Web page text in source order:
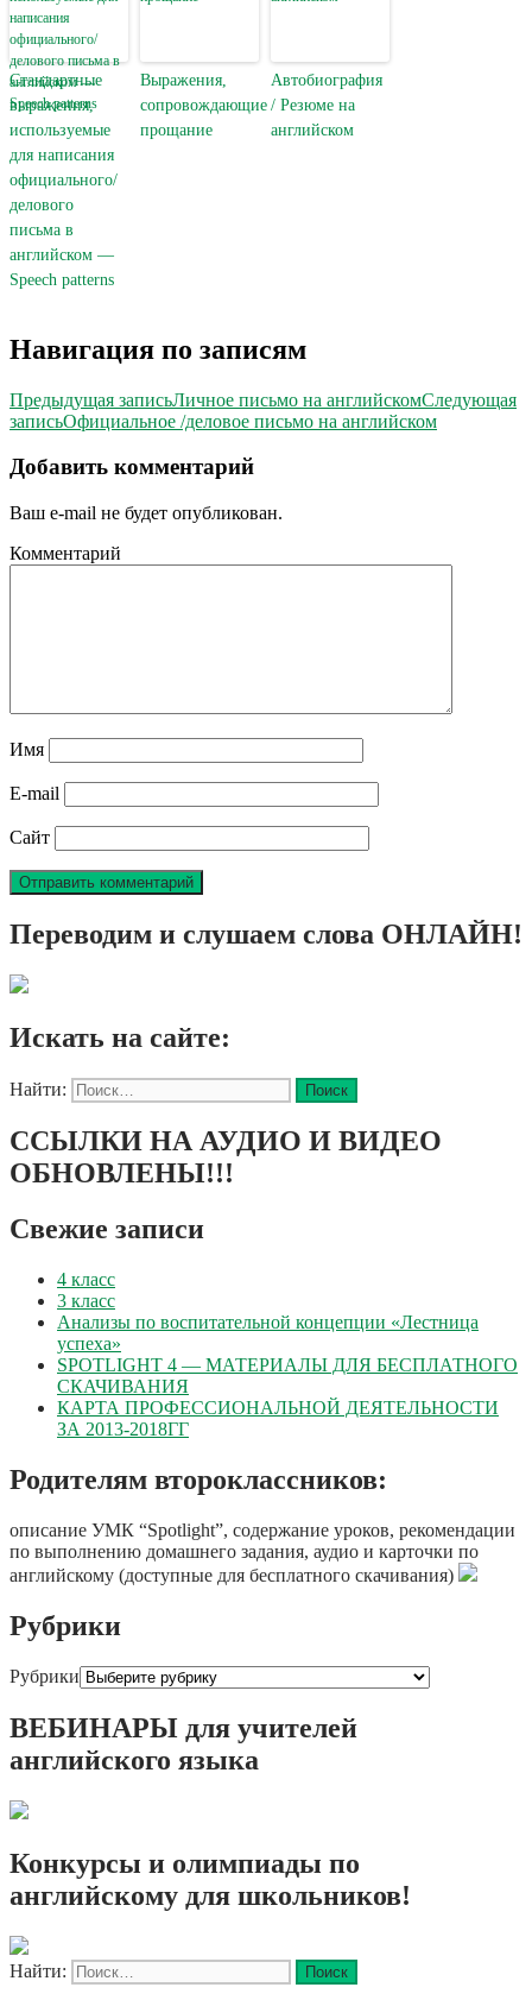
Стандартные
выражения,
используемые
для написания
официального/
делового
письма в
английском —
Speech patterns
Выражения,
сопровождающие
прощание
Автобиография
/ Резюме на
английском
Навигация по записям
Предыдущая записьЛичное письмо на английскомСледующая
записьОфициальное /деловое письмо на английском
Добавить комментарий
Ваш e-mail не будет опубликован.
Комментарий
Имя
E-mail
Сайт
Переводим и слушаем слова ОНЛАЙН!
Искать на сайте:
Найти:
ССЫЛКИ НА АУДИО И ВИДЕО
ОБНОВЛЕНЫ!!!
Свежие записи
4 класс
3 класс
Анализы по воспитательной концепции «Лестница
успеха»
SPOTLIGHT 4 — МАТЕРИАЛЫ ДЛЯ БЕСПЛАТНОГО
СКАЧИВАНИЯ
КАРТА ПРОФЕССИОНАЛЬНОЙ ДЕЯТЕЛЬНОСТИ
ЗА 2013-2018ГГ
Родителям второклассников:
описание УМК “Spotlight”, содержание уроков, рекомендации
по выполнению домашнего задания, аудио и карточки по
английскому (доступные для бесплатного скачивания)
Рубрики
Рубрики
ВЕБИНАРЫ для учителей
английского языка
Конкурсы и олимпиады по
английскому для школьников!
Найти: